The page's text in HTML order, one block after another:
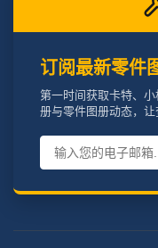
订阅最新零件
第一时间获取卡特、
册与零件图册动态，让